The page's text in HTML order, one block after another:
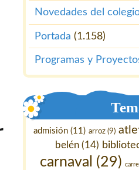
Novedades del
Portada (1.158)
Programas y
admisión (11) arroz (9)
belén (14)
carnaval (29)